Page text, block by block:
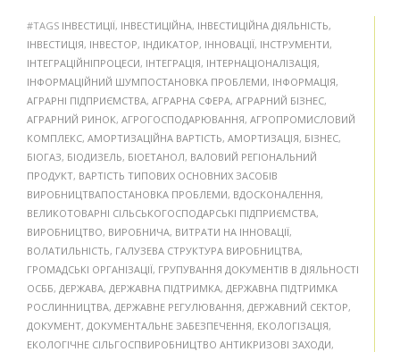
#TAGS ІНВЕСТИЦІЇ, ІНВЕСТИЦІЙНА, ІНВЕСТИЦІЙНА ДІЯЛЬНІСТЬ,
ІНВЕСТИЦІЯ, ІНВЕСТОР, ІНДИКАТОР, ІННОВАЦІЇ, ІНСТРУМЕНТИ,
ІНТЕГРАЦІЙНІПРОЦЕСИ, ІНТЕГРАЦІЯ, ІНТЕРНАЦІОНАЛІЗАЦІЯ,
ІНФОРМАЦІЙНИЙ ШУМПОСТАНОВКА ПРОБЛЕМИ, ІНФОРМАЦІЯ,
АГРАРНІ ПІДПРИЄМСТВА, АГРАРНА СФЕРА, АГРАРНИЙ БІЗНЕС,
АГРАРНИЙ РИНОК, АГРОГОСПОДАРЮВАННЯ, АГРОПРОМИСЛОВИЙ
КОМПЛЕКС, АМОРТИЗАЦІЙНА ВАРТІСТЬ, АМОРТИЗАЦІЯ, БІЗНЕС,
БІОГАЗ, БІОДИЗЕЛЬ, БІОЕТАНОЛ, ВАЛОВИЙ РЕГІОНАЛЬНИЙ
ПРОДУКТ, ВАРТІСТЬ ТИПОВИХ ОСНОВНИХ ЗАСОБІВ
ВИРОБНИЦТВАПОСТАНОВКА ПРОБЛЕМИ, ВДОСКОНАЛЕННЯ,
ВЕЛИКОТОВАРНІ СІЛЬСЬКОГОСПОДАРСЬКІ ПІДПРИЄМСТВА,
ВИРОБНИЦТВО, ВИРОБНИЧА, ВИТРАТИ НА ІННОВАЦІЇ,
ВОЛАТИЛЬНІСТЬ, ГАЛУЗЕВА СТРУКТУРА ВИРОБНИЦТВА,
ГРОМАДСЬКІ ОРГАНІЗАЦІЇ, ГРУПУВАННЯ ДОКУМЕНТІВ В ДІЯЛЬНОСТІ
ОСББ, ДЕРЖАВА, ДЕРЖАВНА ПІДТРИМКА, ДЕРЖАВНА ПІДТРИМКА
РОСЛИННИЦТВА, ДЕРЖАВНЕ РЕГУЛЮВАННЯ, ДЕРЖАВНИЙ СЕКТОР,
ДОКУМЕНТ, ДОКУМЕНТАЛЬНЕ ЗАБЕЗПЕЧЕННЯ, ЕКОЛОГІЗАЦІЯ,
ЕКОЛОГІЧНЕ СІЛЬГОСПВИРОБНИЦТВО АНТИКРИЗОВІ ЗАХОДИ,